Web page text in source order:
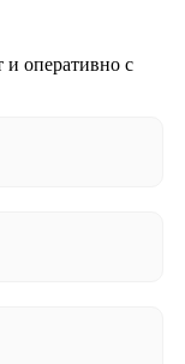
и оперативно с